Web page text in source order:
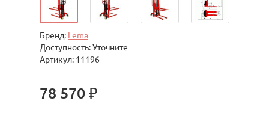
Бренд: Lema
Доступность: Уточните
Артикул: 11196
78 570 ₽